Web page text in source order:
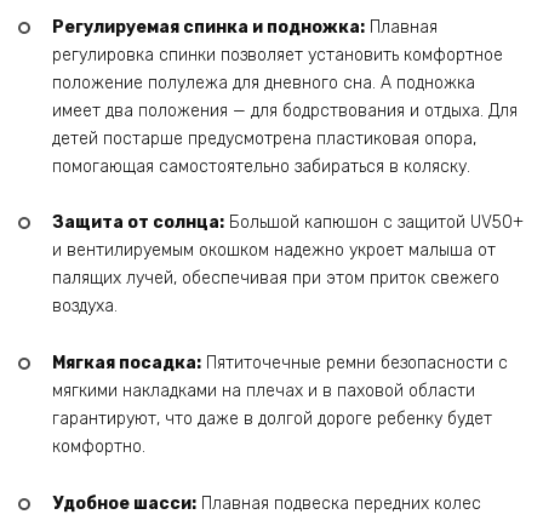
Регулируемая спинка и подножка: Плавная
регулировка спинки позволяет установить комфортное
положение полулежа для дневного сна. А подножка
имеет два положения — для бодрствования и отдыха. Для
детей постарше предусмотрена пластиковая опора,
помогающая самостоятельно забираться в коляску.
Защита от солнца: Большой капюшон с защитой UV50+
и вентилируемым окошком надежно укроет малыша от
палящих лучей, обеспечивая при этом приток свежего
воздуха.
Мягкая посадка: Пятиточечные ремни безопасности с
мягкими накладками на плечах и в паховой области
гарантируют, что даже в долгой дороге ребенку будет
комфортно.
Удобное шасси: Плавная подвеска передних колес